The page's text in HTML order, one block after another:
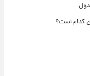
کدام است؟